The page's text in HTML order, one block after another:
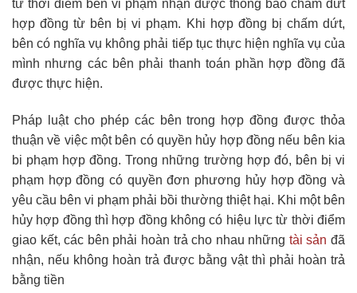
từ thời điểm bên vi phạm nhận được thông báo chấm dứt
hợp đồng từ bên bị vi phạm. Khi hợp đồng bị chấm dứt,
bên có nghĩa vụ không phải tiếp tục thực hiện nghĩa vụ của
mình nhưng các bên phải thanh toán phần hợp đồng đã
được thực hiện.
Pháp luật cho phép các bên trong hợp đồng được thỏa
thuận về việc một bên có quyền hủy hợp đồng nếu bên kia
bi phạm hợp đồng. Trong những trường hợp đó, bên bị vi
phạm hợp đồng có quyền đơn phương hủy hợp đồng và
yêu cầu bên vi phạm phải bồi thường thiệt hại. Khi một bên
hủy hợp đồng thì hợp đồng không có hiệu lực từ thời điểm
giao kết, các bên phải hoàn trả cho nhau những tài sản đã
nhận, nếu không hoàn trả được bằng vật thì phải hoàn trả
bằng tiền